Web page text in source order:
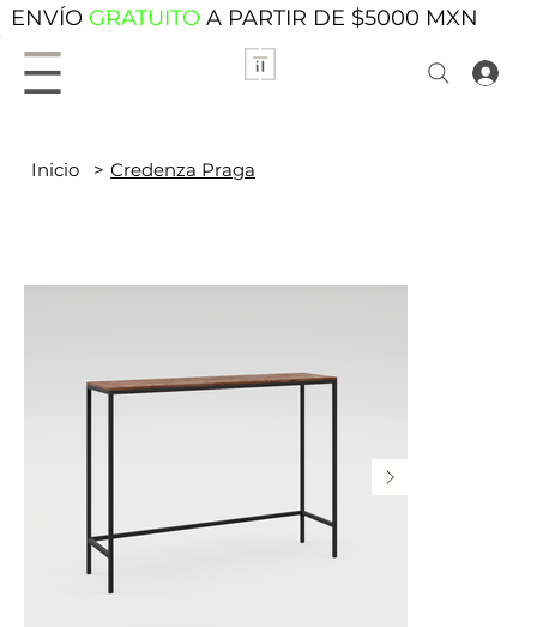
ENVÍO GRATUITO A PARTIR DE $5000 MXN
Inicio > Credenza Praga